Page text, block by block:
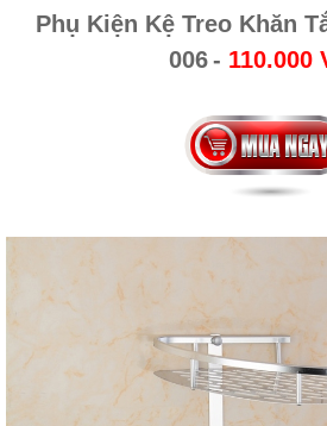
Phụ Kiện Kệ Treo Khăn
006- 110.000